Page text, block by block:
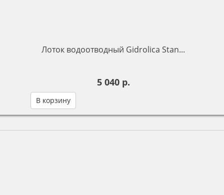
Лоток водоотводный Gidrolica Stan...
5 040 р.
В корзину